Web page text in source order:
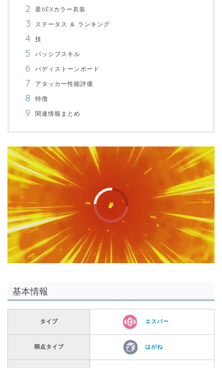
星6EXカラー衣装
ステータス ＆ ランキング
技
パッシブスキル
バディストーンボード
アタッカー性能評価
特徴
関連情報まとめ
00:00 /01:00
基本情報
タイプ エスパー
弱点タイプ はがね